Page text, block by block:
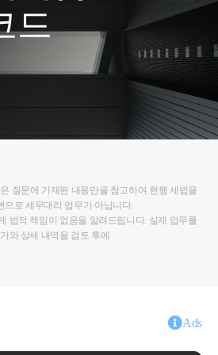
드
질문에 기재된 내용만을 참고하여 현행 세법을
으로 세무대리 업무가 아닙니다.
법적 책임이 없음을 알려드립니다. 실제 업무를
와 상세 내역을 검토 후에
Ads